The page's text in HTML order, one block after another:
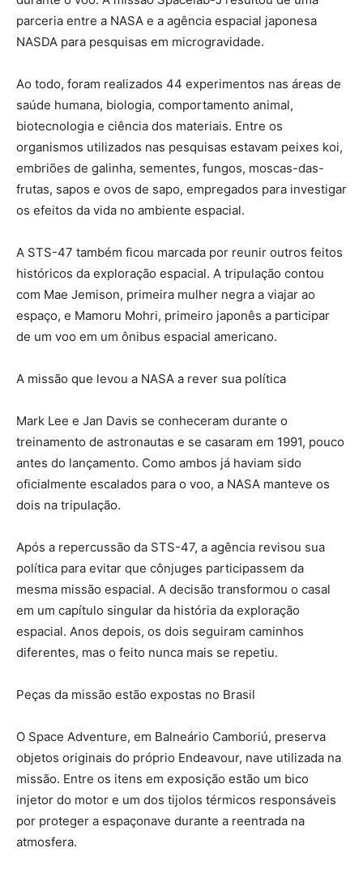
parceria entre a NASA e a agência espacial japonesa
NASDA para pesquisas em microgravidade.
Ao todo, foram realizados 44 experimentos nas áreas de
saúde humana, biologia, comportamento animal,
biotecnologia e ciência dos materiais. Entre os
organismos utilizados nas pesquisas estavam peixes koi,
embriões de galinha, sementes, fungos, moscas-das-
frutas, sapos e ovos de sapo, empregados para investigar
os efeitos da vida no ambiente espacial.
A STS-47 também ficou marcada por reunir outros feitos
históricos da exploração espacial. A tripulação contou
com Mae Jemison, primeira mulher negra a viajar ao
espaço, e Mamoru Mohri, primeiro japonês a participar
de um voo em um ônibus espacial americano.
A missão que levou a NASA a rever sua política
Mark Lee e Jan Davis se conheceram durante o
treinamento de astronautas e se casaram em 1991, pouco
antes do lançamento. Como ambos já haviam sido
oficialmente escalados para o voo, a NASA manteve os
dois na tripulação.
Após a repercussão da STS-47, a agência revisou sua
política para evitar que cônjuges participassem da
mesma missão espacial. A decisão transformou o casal
em um capítulo singular da história da exploração
espacial. Anos depois, os dois seguiram caminhos
diferentes, mas o feito nunca mais se repetiu.
Peças da missão estão expostas no Brasil
O Space Adventure, em Balneário Camboriú, preserva
objetos originais do próprio Endeavour, nave utilizada na
missão. Entre os itens em exposição estão um bico
injetor do motor e um dos tijolos térmicos responsáveis
por proteger a espaçonave durante a reentrada na
atmosfera.